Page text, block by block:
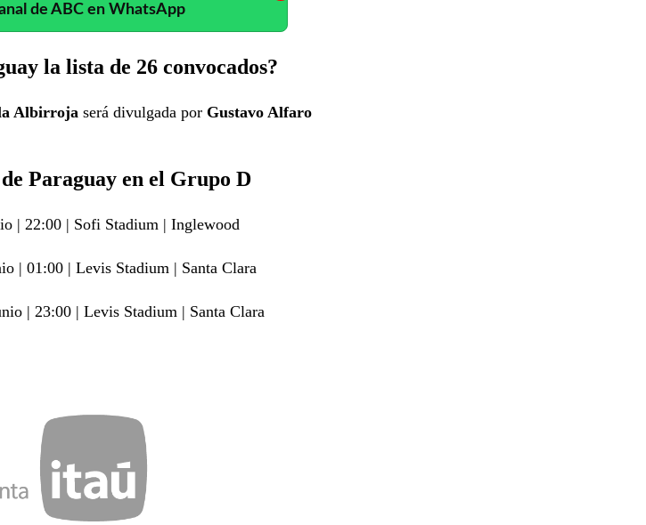
de ABC en WhatsApp
la lista de 26 convocados?
Albirroja será divulgada por Gustavo Alfaro
Paraguay en el Grupo D
| 22:00 | Sofi Stadium | Inglewood
| 01:00 | Levis Stadium | Santa Clara
| 23:00 | Levis Stadium | Santa Clara